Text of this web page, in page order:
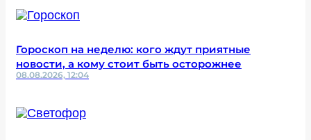
Гороскоп на неделю: кого ждут приятные
новости, а кому стоит быть осторожнее
08.08.2026, 12:04